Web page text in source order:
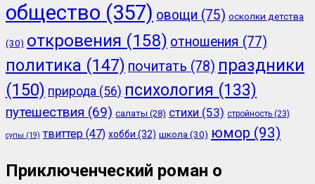
общество (357) овощи (75) осколки детства
(30) откровения (158) отношения (77)
политика (147) почитать (78) праздники
(150) природа (56) психология (133)
путешествия (69) салаты (28) стихи (53) стройность (23)
супы (19) твиттер (47) хобби (32) школа (30) юмор (93)
Приключенческий роман о